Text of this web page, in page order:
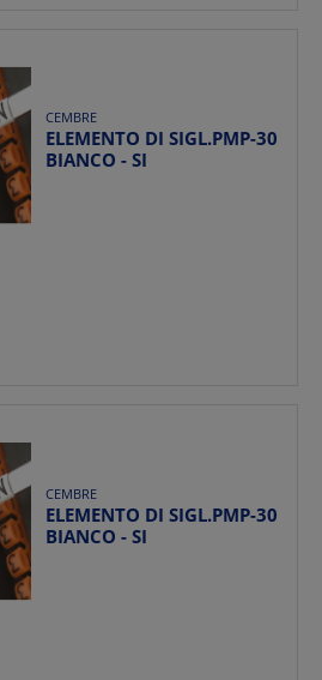
CEMBRE
ELEMENTO DI SIGL.PMP-30
BIANCO - SI
CEMBRE
ELEMENTO DI SIGL.PMP-30
BIANCO - SI